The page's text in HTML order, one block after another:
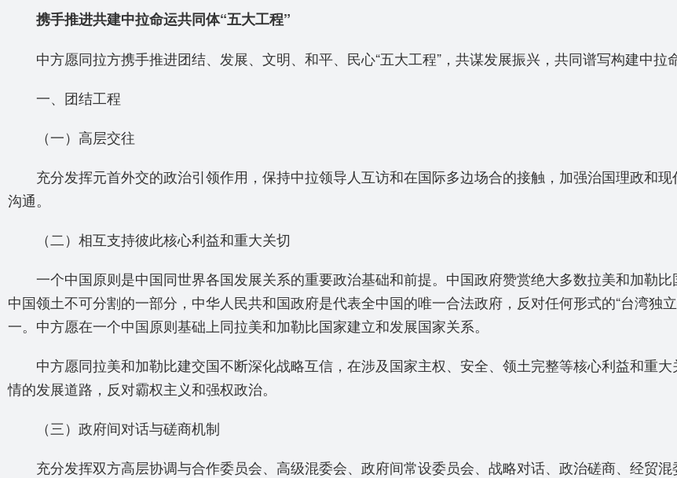
携手推进共建中拉命运共同体“五大工程”
中方愿同拉方携手推进团结、发展、文明、和平、民心“五大工程”，共谋发展振兴，共同谱写构建中拉
一、团结工程
（一）高层交往
充分发挥元首外交的政治引领作用，保持中拉领导人互访和在国际多边场合的接触，加强治国理政和
沟通。
（二）相互支持彼此核心利益和重大关切
一个中国原则是中国同世界各国发展关系的重要政治基础和前提。中国政府赞赏绝大多数拉美和加勒
中国领土不可分割的一部分，中华人民共和国政府是代表全中国的唯一合法政府，反对任何形式的“台湾独
一。中方愿在一个中国原则基础上同拉美和加勒比国家建立和发展国家关系。
中方愿同拉美和加勒比建交国不断深化战略互信，在涉及国家主权、安全、领土完整等核心利益和重
情的发展道路，反对霸权主义和强权政治。
（三）政府间对话与磋商机制
充分发挥双方高层协调与合作委员会、高级混委会、政府间常设委员会、战略对话、政治磋商、经贸